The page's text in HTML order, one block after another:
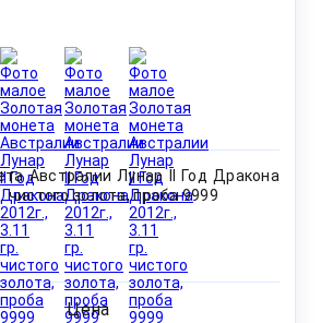
Австралии Лунар II Год Дракона
чистого золота, проба 9999
Цена